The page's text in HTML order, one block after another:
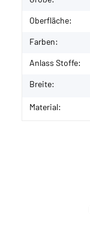
Oberfläche:
Farben:
Anlass Stoffe:
Breite:
Material: